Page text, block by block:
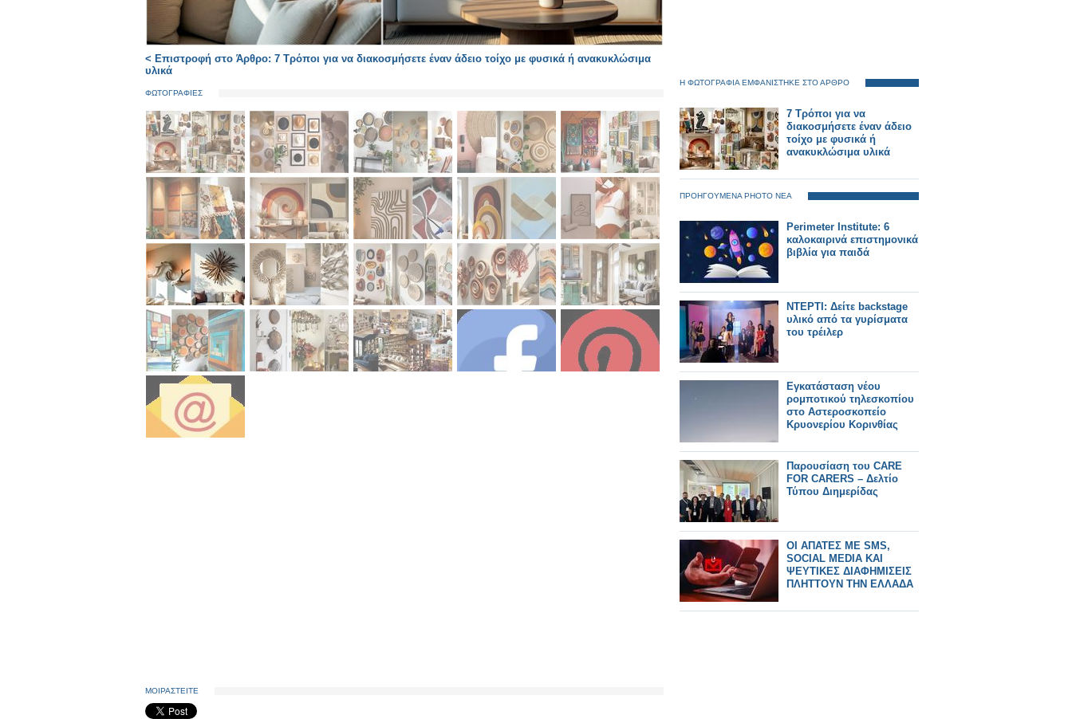
< Επιστροφή στο Άρθρο: 7 Τρόποι για να διακοσμήσετε έναν άδειο τοίχο με φυσικά ή ανακυκλώσιμα
υλικά
ΦΩΤΟΓΡΑΦΙΕΣ
ΜΟΙΡΑΣΤΕΙΤΕ
Η ΦΩΤΟΓΡΑΦΙΑ ΕΜΦΑΝΙΣΤΗΚΕ ΣΤΟ ΑΡΘΡΟ
7 Τρόποι για να
διακοσμήσετε έναν άδειο
τοίχο με φυσικά ή
ανακυκλώσιμα υλικά
ΠΡΟΗΓΟΥΜΕΝΑ PHOTO ΝΕΑ
Perimeter Institute: 6
καλοκαιρινά επιστημονικά
βιβλία για παιδά
ΝΤΕΡΤΙ: Δείτε backstage
υλικό από τα γυρίσματα
του τρέιλερ
Εγκατάσταση νέου
ρομποτικού τηλεσκοπίου
στο Αστεροσκοπείο
Κρυονερίου Κορινθίας
Παρουσίαση του CARE
FOR CARERS – Δελτίο
Τύπου Διημερίδας
ΟΙ ΑΠΑΤΕΣ ΜΕ SMS,
SOCIAL MEDIA ΚΑΙ
ΨΕΥΤΙΚΕΣ ΔΙΑΦΗΜΙΣΕΙΣ
ΠΛΗΤΤΟΥΝ ΤΗΝ ΕΛΛΑΔΑ